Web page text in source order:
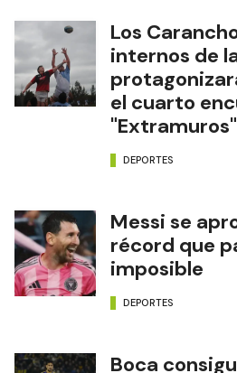
Los
internos de
el cuarto
"Extramuros"
DEPORTES
Messi se
récord que
imposible
DEPORTES
Boca